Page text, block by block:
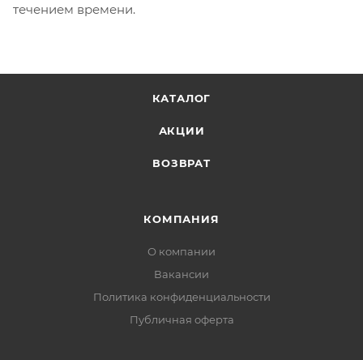
течением времени.
КАТАЛОГ
АКЦИИ
ВОЗВРАТ
КОМПАНИЯ
О компании
Вакансии
Политика конфиденциальности
Публичная оферта